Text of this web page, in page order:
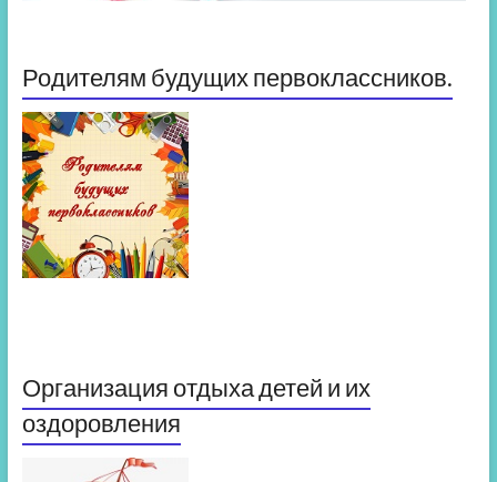
Родителям будущих первоклассников.
Организация отдыха детей и их
оздоровления